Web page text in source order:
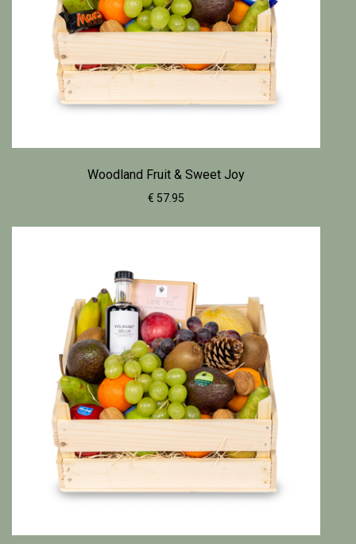
Woodland Fruit & Sweet Joy
€ 57.95